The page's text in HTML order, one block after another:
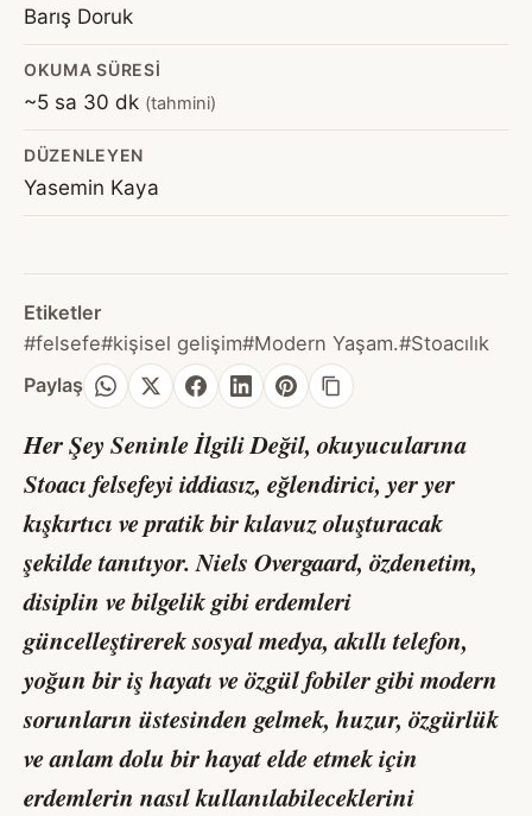
Barış Doruk
OKUMA SÜRESI
~5 sa 30 dk (tahmini)
DÜZENLEYEN
Yasemin Kaya
Etiketler
#felsefe#kişisel gelişim#Modern Yaşam.#Stoacılık
Paylaş
Her Şey Seninle İlgili Değil, okuyucularına
Stoacı felsefeyi iddiasız, eğlendirici, yer yer
kışkırtıcı ve pratik bir kılavuz oluşturacak
şekilde tanıtıyor. Niels Overgaard, özdenetim,
disiplin ve bilgelik gibi erdemleri
güncelleştirerek sosyal medya, akıllı telefon,
yoğun bir iş hayatı ve özgül fobiler gibi modern
sorunların üstesinden gelmek, huzur, özgürlük
ve anlam dolu bir hayat elde etmek için
erdemlerin nasıl kullanılabileceklerini